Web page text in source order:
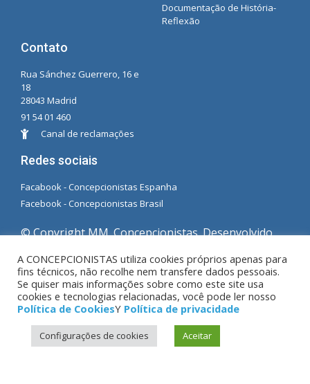
Documentação de História-
Reflexão
Contato
Rua Sánchez Guerrero, 16 e
18
28043 Madrid
91 54 01 460
Canal de reclamações
Redes sociais
Facabook - Concepcionistas Espanha
Facebook - Concepcionistas Brasil
© Copyright MM. Concepcionistas. Desenvolvido
Aviso Legal|Política de privacidade |Política de
A CONCEPCIONISTAS utiliza cookies próprios apenas para
fins técnicos, não recolhe nem transfere dados pessoais.
Se quiser mais informações sobre como este site usa
cookies e tecnologias relacionadas, você pode ler nosso
Política de CookiesY Política de privacidade
Configurações de cookies Aceitar